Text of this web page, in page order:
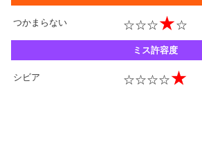
つかまらない ☆☆☆★☆
ミス許容度
シビア ☆☆☆☆★